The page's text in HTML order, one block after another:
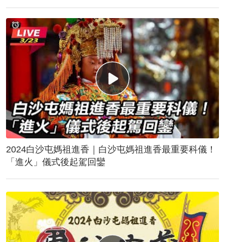
2024白沙屯媽祖進香｜白沙屯媽祖進香最重要科儀！
「進火」儀式後起駕回鑾